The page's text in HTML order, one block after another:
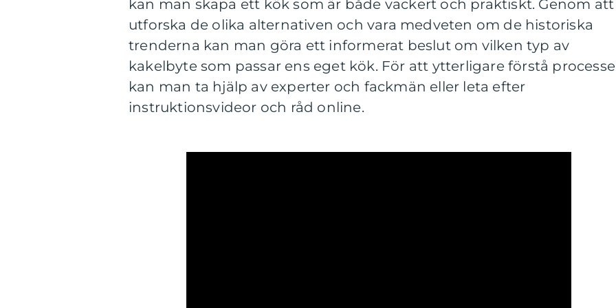
kan man skapa ett kök som är både vackert och praktiskt. Genom att
utforska de olika alternativen och vara medveten om de historiska
trenderna kan man göra ett informerat beslut om vilken typ av
kakelbyte som passar ens eget kök. För att ytterligare förstå
kan man ta hjälp av experter och fackmän eller leta efter
instruktionsvideor och råd online.